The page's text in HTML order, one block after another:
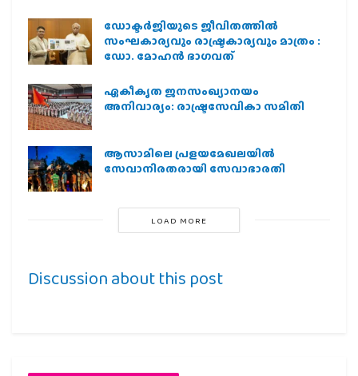
ഡോക്ടർജിയുടെ ജീവിതത്തിൽ
സംഘകാര്യവും രാഷ്ട്രകാര്യവും മാത്രം :
ഡോ. മോഹൻ ഭാഗവത്
ഏകീകൃത ജനസംഖ്യാനയം
അനിവാര്യം: രാഷ്ട്രസേവികാ സമിതി
ആസാമിലെ പ്രളയമേഖലയില്‍
സേവാനിരതരായി സേവാഭാരതി
LOAD MORE
Discussion about this post